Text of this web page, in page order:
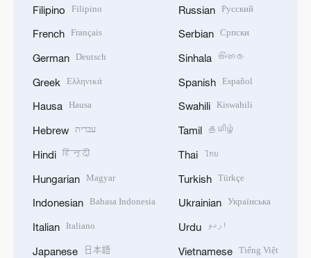
Filipino Filipino
French Français
German Deutsch
Greek Ελληνικά
Hausa Hausa
Hebrew עברית
Hindi हिन्दी
Hungarian Magyar
Indonesian Bahasa Indonesia
Italian Italiano
Japanese 日本語
Russian Русский
Serbian Српски
Sinhala සිංහල
Spanish Español
Swahili Kiswahili
Tamil தமிழ்
Thai ไทย
Turkish Türkçe
Ukrainian Українська
Urdu اردو
Vietnamese Tiếng Việt